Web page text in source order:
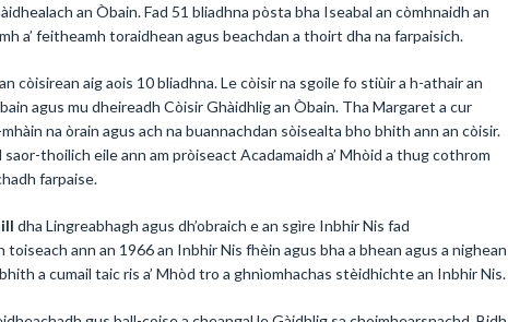
an Òbain. Fad 51 bliadhna pòsta bha Iseabal an còmhnaidh an
a’ feitheamh toraidhean agus beachdan a thoirt dha na farpaisich.
an còisirean aig aois 10 bliadhna. Le còisir na sgoile fo stiùir a h-athair an
agus mu dheireadh Còisir Ghàidhlig an Òbain. Tha Margaret a cur
na òrain agus ach na buannachdan sòisealta bho bhith ann an còisir.
thoilich eile ann am pròiseact Acadamaidh a’ Mhòid a thug cothrom
farpaise.
dha Lingreabhagh agus dh’obraich e an sgìre Inbhir Nis fad
toiseach ann an 1966 an Inbhir Nis fhèin agus bha a bhean agus a nighean
a cumail taic ris a’ Mhòd tro a ghnìomhachas stèidhichte an Inbhir Nis.